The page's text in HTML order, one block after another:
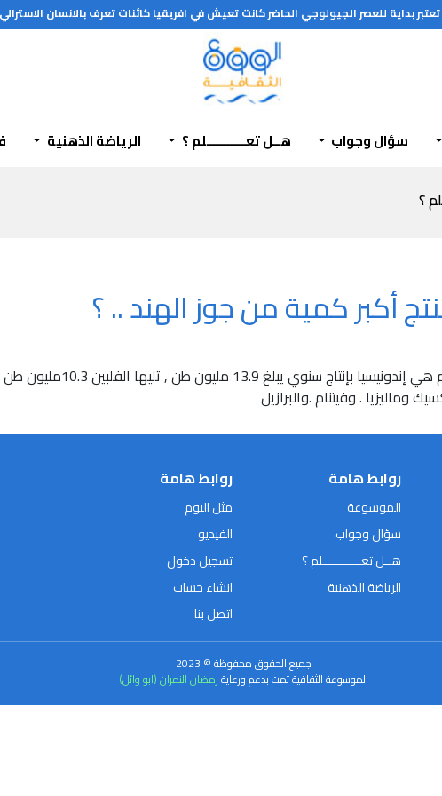
بداية للعصر الجيولوجي الحاضر كانت تعيش في افريقيا كائنات تعرف بالانسان
سؤال وجواب هــل تعـــــــــــلم ؟ الرياضة الذهنية
؟
أكبر كمية من جوز الهند .. ؟
روابط هامة
الموسوعة
سؤال وجواب
هــل تعـــــــــــلم ؟
الرياضة الذهنية
روابط هامة
مثل اليوم
الفيديو
تسجيل دخول
انشاء حساب
اتصل بنا
جميع الحقوق محفوظة © 2023
الموسوعة الثقافية تمت بدعم ورعايةرمضان النمران (ابو وائل)